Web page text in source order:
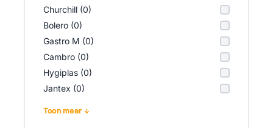
Churchill (0)
Bolero (0)
Gastro M (0)
Cambro (0)
Hygiplas (0)
Jantex (0)
Toon meer